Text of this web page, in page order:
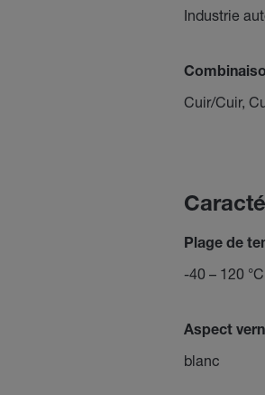
Industrie
Cuir/Cuir,
Plage de
-40 – 120 °C
Aspect
blanc